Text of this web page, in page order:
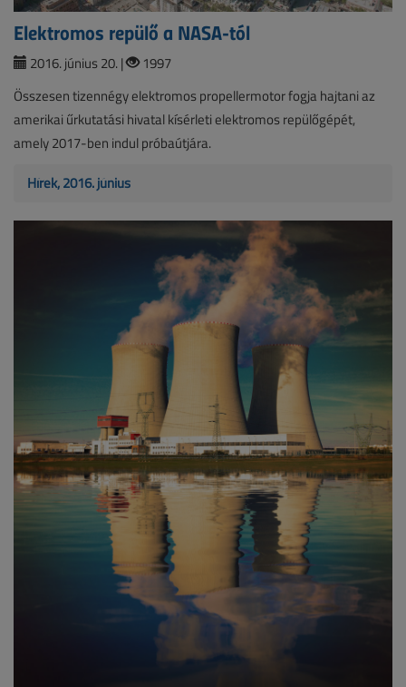
Elektromos repülő a NASA-tól
2016. június 20. |
1997
Összesen tizennégy elektromos propellermotor fogja hajtani az
amerikai űrkutatási hivatal kísérleti elektromos repülőgépét,
amely 2017-ben indul próbaútjára.
Hírek, 2016. június